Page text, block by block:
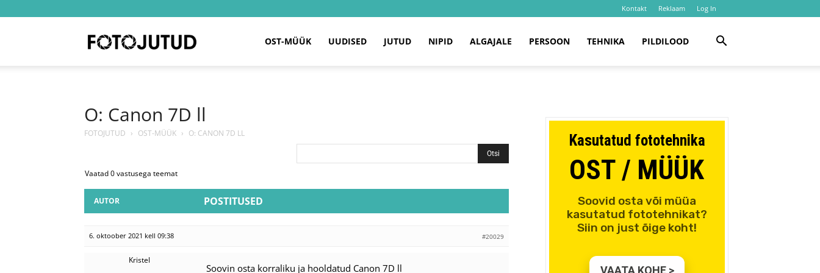
Kontakt Reklaam Log In
OST-MÜÜK UUDISED JUTUD NIPID ALGAJALE PERSOON TEHNIKA PILDILOOD
O: Canon 7D ll
FOTOJUTUD › OST-MÜÜK › O: CANON 7D LL
Vaatad 0 vastusega teemat
AUTOR POSTITUSED
6. oktoober 2021 kell 09:38 #20029
Kristel
Soovin osta korraliku ja hooldatud Canon 7D ll